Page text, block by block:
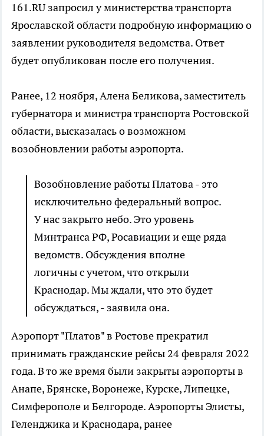
161.RU запросил у министерства транспорта
Ярославской области подробную информацию о
заявлении руководителя ведомства. Ответ
будет опубликован после его получения.
Ранее, 12 ноября, Алена Беликова, заместитель
губернатора и министра транспорта Ростовской
области, высказалась о возможном
возобновлении работы аэропорта.
Возобновление работы Платова - это
исключительно федеральный вопрос.
У нас закрыто небо. Это уровень
Минтранса РФ, Росавиации и еще ряда
ведомств. Обсуждения вполне
логичны с учетом, что открыли
Краснодар. Мы ждали, что это будет
обсуждаться, - заявила она.
Аэропорт "Платов" в Ростове прекратил
принимать гражданские рейсы 24 февраля 2022
года. В то же время были закрыты аэропорты в
Анапе, Брянске, Воронеже, Курске, Липецке,
Симферополе и Белгороде. Аэропорты Элисты,
Геленджика и Краснодара, ранее